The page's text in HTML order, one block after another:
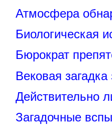
Атмосфера
Биологическая
Бюрократ
Вековая
Действительно
Загадочные